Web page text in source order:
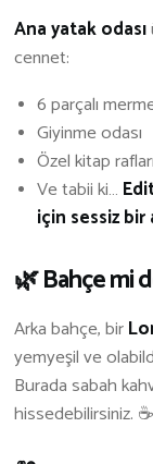
Ana yatak odası
cennet:
6 parçalı
Giyinme odası
Özel kitap rafları
Ve tabii ki…
için sessiz bir
🌿 Bahçe mi
Arka bahçe, bir
yemyeşil ve
Burada sabah
hissedebilirsiniz.